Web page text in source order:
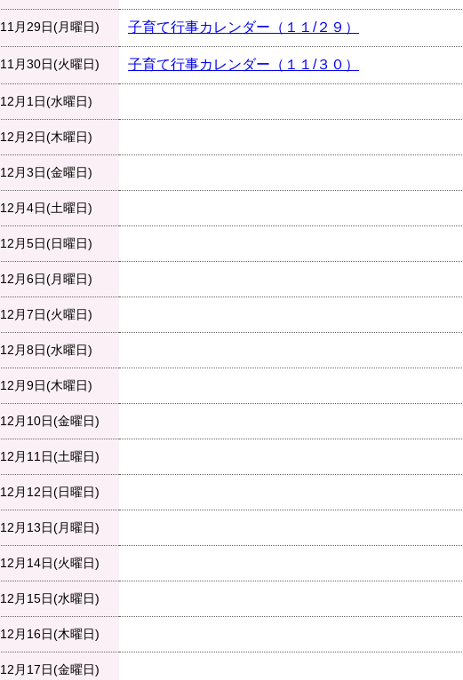
11月29日(月曜日) 子育て行事カレンダー（１１/２９）
11月30日(火曜日) 子育て行事カレンダー（１１/３０）
12月1日(水曜日)
12月2日(木曜日)
12月3日(金曜日)
12月4日(土曜日)
12月5日(日曜日)
12月6日(月曜日)
12月7日(火曜日)
12月8日(水曜日)
12月9日(木曜日)
12月10日(金曜日)
12月11日(土曜日)
12月12日(日曜日)
12月13日(月曜日)
12月14日(火曜日)
12月15日(水曜日)
12月16日(木曜日)
12月17日(金曜日)